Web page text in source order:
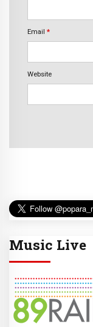
Email *
Website
Music Live